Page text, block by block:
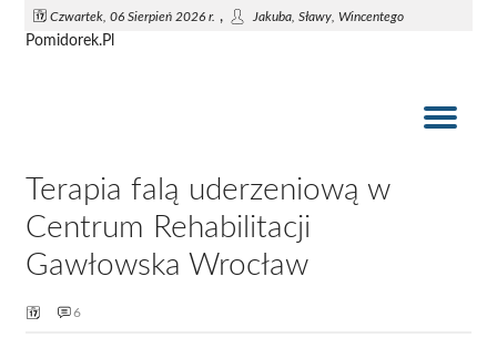
Czwartek, 06 Sierpień 2026 r. , Jakuba, Sławy, Wincentego
Pomidorek.Pl
Terapia falą uderzeniową w
Centrum Rehabilitacji
Gawłowska Wrocław
6